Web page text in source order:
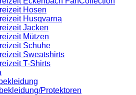
Hosen
Husqvarna
Jacken
Mützen
Schuhe
Sweatshirts
T-Shirts
Protektoren